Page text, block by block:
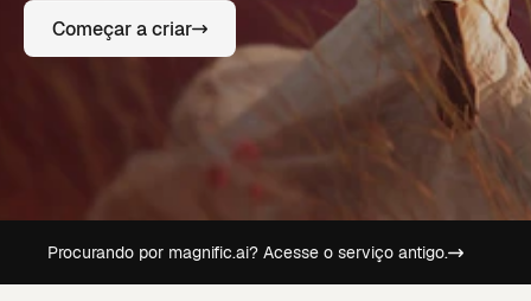
Começar a criar
Procurando por magnific.ai? Acesse o serviço antigo.